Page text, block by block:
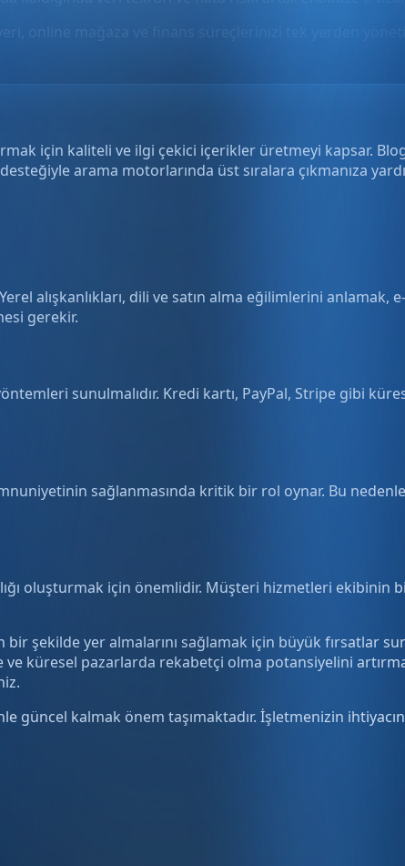
için kaliteli ve ilgi çekici içerikler üretmeyi kapsar.
arama motorlarında üst sıralara çıkmanıza
alışkanlıkları, dili ve satın alma eğilimlerini anlamak,
gerekir.
sunulmalıdır. Kredi kartı, PayPal, Stripe gibi
sağlanmasında kritik bir rol oynar. Bu
oluşturmak için önemlidir. Müşteri hizmetleri
şekilde yer almalarını sağlamak için büyük fırsatlar
küresel pazarlarda rekabetçi olma potansiyelini
güncel kalmak önem taşımaktadır. İşletmenizin